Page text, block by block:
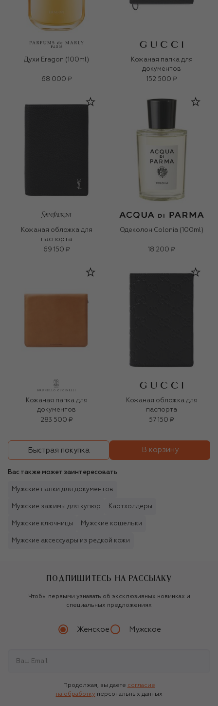
Духи Eragon (100ml)
68 000 ₽
Кожаная папка для
документов
152 500 ₽
Кожаная обложка для
паспорта
69 150 ₽
Одеколон Colonia (100ml)
18 200 ₽
Кожаная папка для
документов
283 500 ₽
Кожаная обложка для
паспорта
57 150 ₽
Быстрая покупка В корзину
Вас также может заинтересовать
Мужские папки для документов
Мужские зажимы для купюр Картхолдеры
Мужские ключницы Мужские кошельки
Мужские аксессуары из редкой кожи
ПОДПИШИТЕСЬ НА РАССЫЛКУ
Чтобы первыми узнавать об эксклюзивных новинках и
специальных предложениях
Женское Мужское
Продолжая, вы даете согласие
на обработку персональных данных